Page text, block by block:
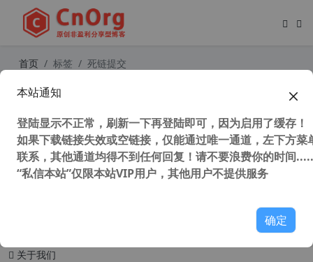
首页 标签 死链提交
关于我们
本站通知
登陆显示不正常，刷新一下再登陆即可，因为启用了缓存！
如果下载链接失效或空链接，仅能通过唯一通道，左下方菜
联系，其他通道均得不到任何回复！请不要浪费你的时间
“私信本站”仅限本站VIP用户，其他用户不提供服务
确定